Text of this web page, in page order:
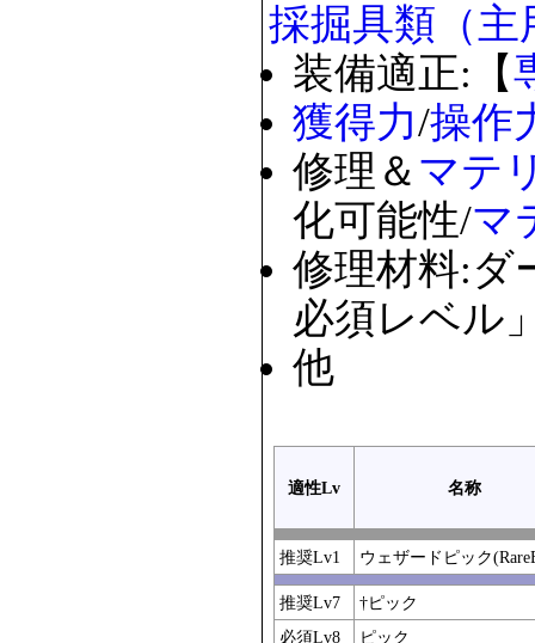
採掘具類（主
装備適正:【
獲得力/操作
修理＆ マテ
化可能性/マ
修理材料:ダ
必須レベル
他
適性Lv 名称
推奨Lv1 ウェザードピック
推奨Lv7
†ピック
必須Lv8
ピック